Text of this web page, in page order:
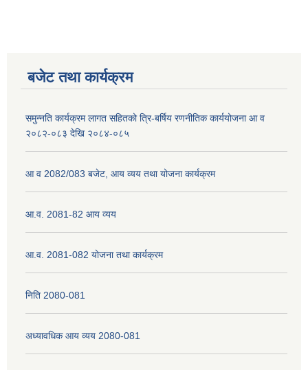
बजेट तथा कार्यक्रम
समुन्नति कार्यक्रम लागत सहितको त्रि-बर्षिय रणनीतिक कार्ययोजना आ व
२०८२-०८३ देखि २०८४-०८५
आ व 2082/083 बजेट, आय व्यय तथा योजना कार्यक्रम
आ.व. 2081-82 आय व्यय
आ.व. 2081-082 योजना तथा कार्यक्रम
निति 2080-081
अध्यावधिक आय व्यय 2080-081